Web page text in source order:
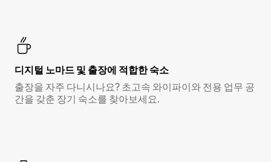
디지털 노마드 및 출장에 적합한 숙소
출장을 자주 다니시나요? 초고속 와이파이와 전용 업무 공
간을 갖춘 장기 숙소를 찾아보세요.